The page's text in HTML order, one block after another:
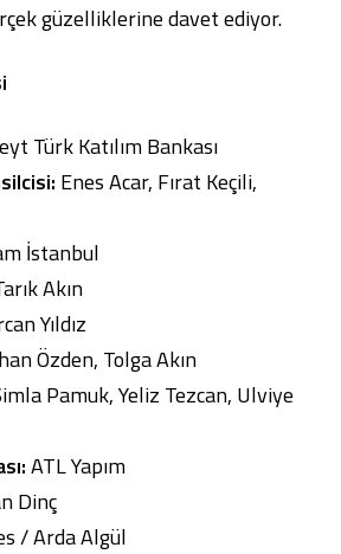
güzelliklerine davet ediyor.
Türk Katılım Bankası
Enes Acar, Fırat Keçili,
İstanbul
Akın
Yıldız
Özden, Tolga Akın
Pamuk, Yeliz Tezcan, Ulviye
ATL Yapım
Dinç
/ Arda Algül